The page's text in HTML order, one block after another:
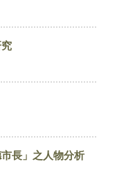
長」之人物分析